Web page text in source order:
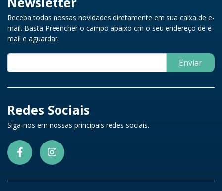
Receba todas nossas novidades diretamente em sua caixa de e-
mail. Basta Preencher o campo abaixo cm o seu endereço de e-
mail e aguardar.
Enviar
Redes Sociais
Siga-nos em nossas principais redes sociais.